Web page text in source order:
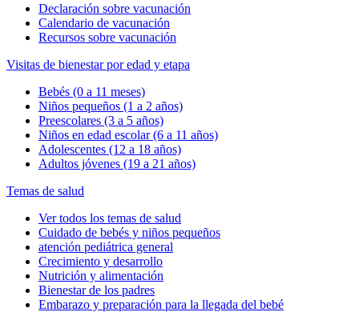
Declaración sobre vacunación
Calendario de vacunación
Recursos sobre vacunación
Visitas de bienestar por edad y etapa
Bebés (0 a 11 meses)
Niños pequeños (1 a 2 años)
Preescolares (3 a 5 años)
Niños en edad escolar (6 a 11 años)
Adolescentes (12 a 18 años)
Adultos jóvenes (19 a 21 años)
Temas de salud
Ver todos los temas de salud
Cuidado de bebés y niños pequeños
atención pediátrica general
Crecimiento y desarrollo
Nutrición y alimentación
Bienestar de los padres
Embarazo y preparación para la llegada del bebé